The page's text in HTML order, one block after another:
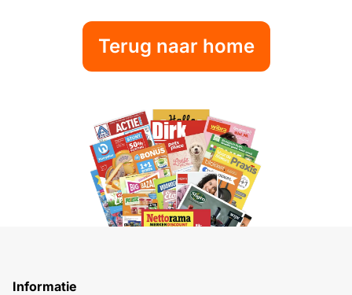
Terug naar home
Informatie